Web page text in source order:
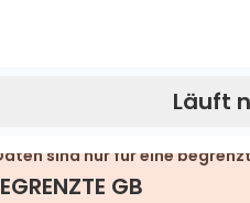
Läuft
sind nur für eine
GB